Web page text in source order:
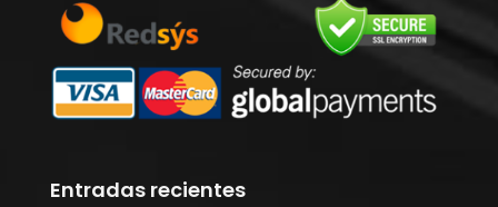
Entradas recientes